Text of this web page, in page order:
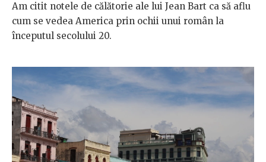
Am citit notele de călătorie ale lui Jean Bart ca să aflu
cum se vedea America prin ochii unui român la
începutul secolului 20.